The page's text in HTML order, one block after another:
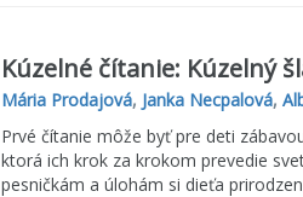
Kúzelné čítanie: Kúzelný
Mária Prodajová, Janka Necpalová,
Prvé čítanie môže byť pre deti
ktorá ich krok za krokom prevedie
pesničkám a úlohám si dieťa